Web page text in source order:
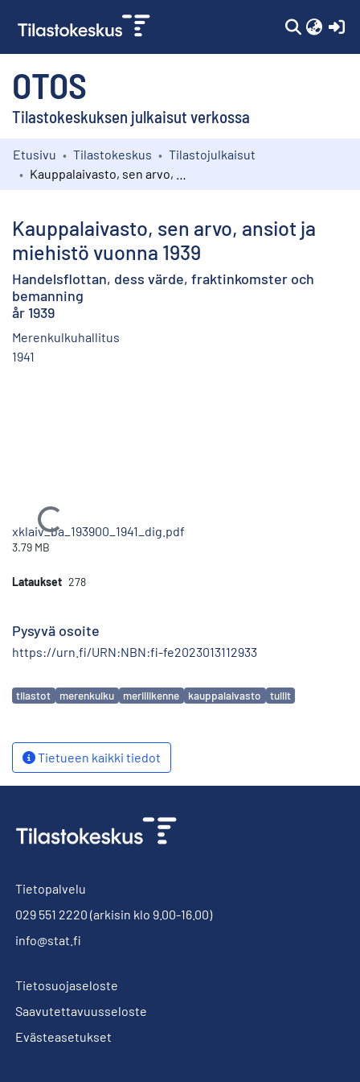
OTOS
Tilastokeskuksen julkaisut verkossa
Kokoelmat
Etusivu Tilastokeskus
Tilastojulkaisut
Kauppalaivasto, sen arvo, ansiot ja
miehistö vuonna 1939
Handelsflottan, dess värde, fraktinkomster och
bemanning
år 1939
Merenkulkuhallitus
1941
Ladataan...
xklaiv_ba_193900_1941_dig.pdf
3.79 MB
Lataukset 278
Pysyvä osoite
https://urn.fi/URN:NBN:fi-fe2023013112933
Avainsanat
tilastot merenkulku meriliikenne kauppalaivasto tullit
Tietueen kaikki tiedot
Tietopalvelu
029 551 2220 (arkisin klo 9.00-16.00)
info@stat.fi
Tietosuojaseloste
Saavutettavuusseloste
Evästeasetukset